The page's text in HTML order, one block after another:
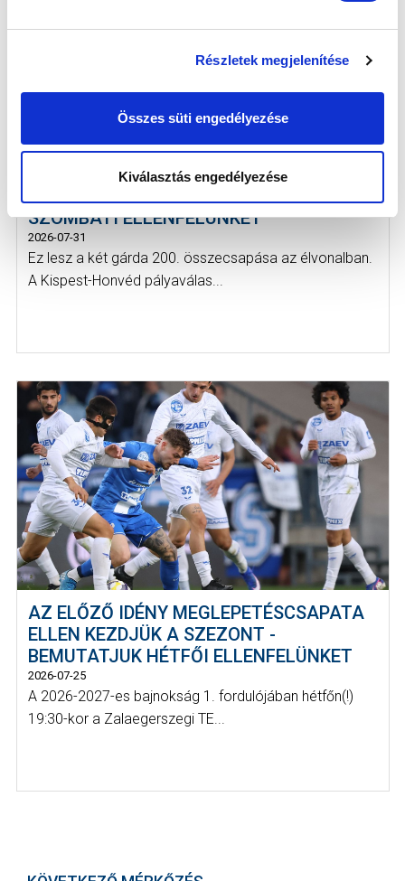
Részletek megjelenítése
Összes süti engedélyezése
Kiválasztás engedélyezése
AZ NB I-BE FELJUTOTT HONVÉD
SZOMBATI ELLENFELÜNKET
2026-07-31
Ez lesz a két gárda 200. összecsapása az élvonalban.
A Kispest-Honvéd pályaválas...
AZ ELŐZŐ IDÉNY MEGLEPETÉSCSAPATA
ELLEN KEZDJÜK A SZEZONT -
BEMUTATJUK HÉTFŐI ELLENFELÜNKET
2026-07-25
A 2026-2027-es bajnokság 1. fordulójában hétfőn(!)
19:30-kor a Zalaegerszegi TE...